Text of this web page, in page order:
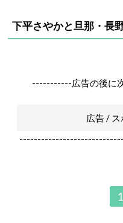
下平さやかと旦那・長
-----------広告の後に
広告 /
1